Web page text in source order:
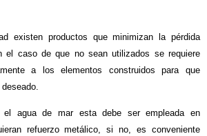
existen productos que minimizan la pérdida
el caso de que no sean utilizados se requiere
a los elementos construidos para que
agua de mar esta debe ser empleada en
refuerzo metálico, si no, es conveniente